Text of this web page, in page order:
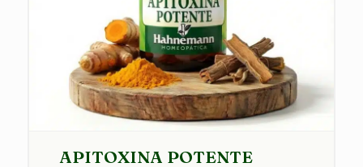
APITOXINA POTENTE